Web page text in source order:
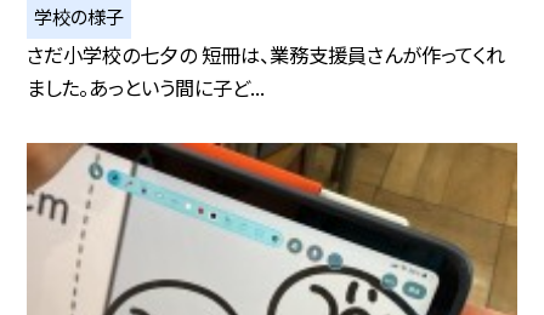
学校の様子
さだ小学校の七夕の 短冊は、業務支援員さんが作ってくれ
ました。あっという間に子ど...